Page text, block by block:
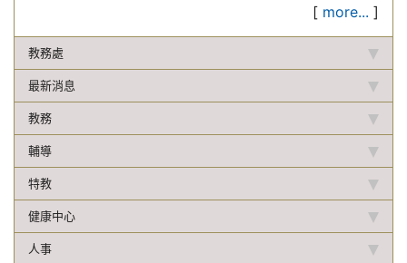
[ more... ]
教務處
最新消息
教務
輔導
特教
健康中心
人事